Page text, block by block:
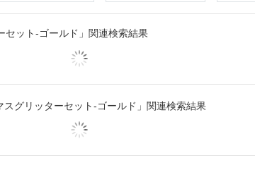
セット-ゴールド」関連検索結果
スグリッターセット-ゴールド」関連検索結果